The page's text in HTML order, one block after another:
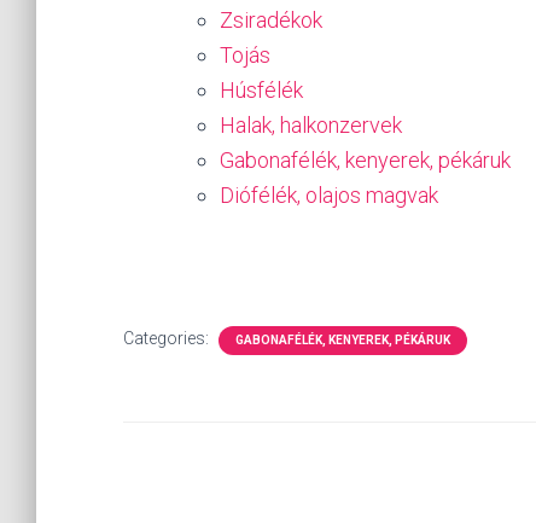
Zsiradékok
Tojás
Húsfélék
Halak, halkonzervek
Gabonafélék, kenyerek, pékáruk
Diófélék, olajos magvak
Categories: GABONAFÉLÉK, KENYEREK, PÉKÁRUK